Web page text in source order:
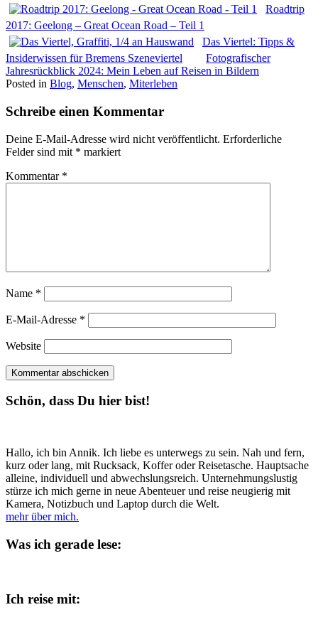
Roadtrip
2017: Geelong – Great Ocean Road – Teil 1
Das Viertel: Tipps &
Insiderwissen für Bremens Szeneviertel
Fotografischer
Jahresrückblick 2024: Mein Leben auf Reisen in Bildern
Posted in Blog, Menschen, Miterleben
Schreibe einen Kommentar
Deine E-Mail-Adresse wird nicht veröffentlicht. Erforderliche
Felder sind mit * markiert
Kommentar *
Name *
E-Mail-Adresse *
Website
Schön, dass Du hier bist!
Hallo, ich bin Annik. Ich liebe es unterwegs zu sein. Nah und fern,
kurz oder lang, mit Rucksack, Koffer oder Reisetasche. Hauptsache
alleine, individuell und abwechslungsreich. Unternehmungslustig
stürze ich mich gerne in neue Abenteuer und reise neugierig mit
Kamera, Notizbuch und Laptop durch die Welt.
mehr über mich.
Was ich gerade lese:
Ich reise mit: